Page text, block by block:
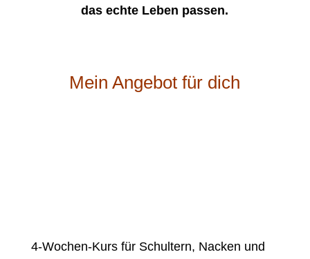
das echte Leben passen.
Mein Angebot für dich
4-Wochen-Kurs für Schultern, Nacken und